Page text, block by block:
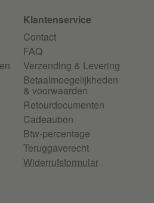
Klantenservice
Contact
FAQ
Verzending & Levering
Betaalmoegelijkheden
& voorwaarden
Retourdocumenten
Cadeaubon
Btw-percentage
Teruggaverecht
Widerrufsformular